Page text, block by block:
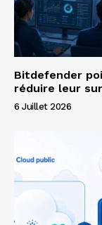
Bitdefender
réduire leur
6 Juillet 2026